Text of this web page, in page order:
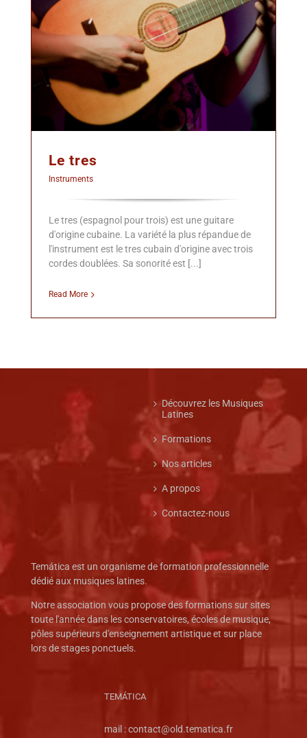
Le tres
Instruments
Le tres (espagnol pour trois) est une guitare
d'origine cubaine. La variété la plus répandue de
l'instrument est le tres cubain d'origine avec trois
cordes doublées. Sa sonorité est [...]
Read More
Découvrez les Musiques
Latines
Formations
Nos articles
A propos
Contactez-nous
Temática est un organisme de formation professionnelle
dédié aux musiques latines.
Notre association vous propose des formations sur sites
toute l'année dans les conservatoires, écoles de musique,
pôles supérieurs d'enseignement artistique et sur place
lors de stages ponctuels.
TEMÁTICA
mail :contact@old.tematica.fr